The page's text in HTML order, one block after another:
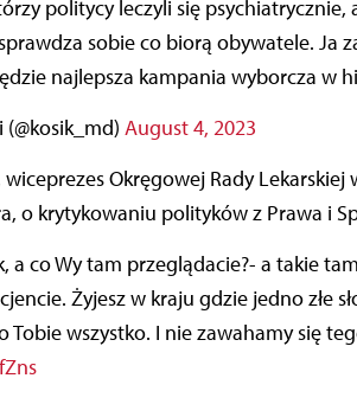
sobie co biorą obywatele. Ja
najlepsza kampania wyborcza w
August 4, 2023
Okręgowej Rady
o krytykowaniu polityków z Prawa i
Żyjesz w kraju gdzie jedno złe
Tobie wszystko. I nie zawahamy się